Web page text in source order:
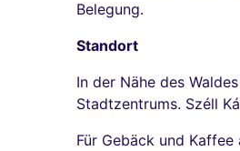
Belegung.
Standort
In der Nähe des
Stadtzentrums. Széll
Für Gebäck und